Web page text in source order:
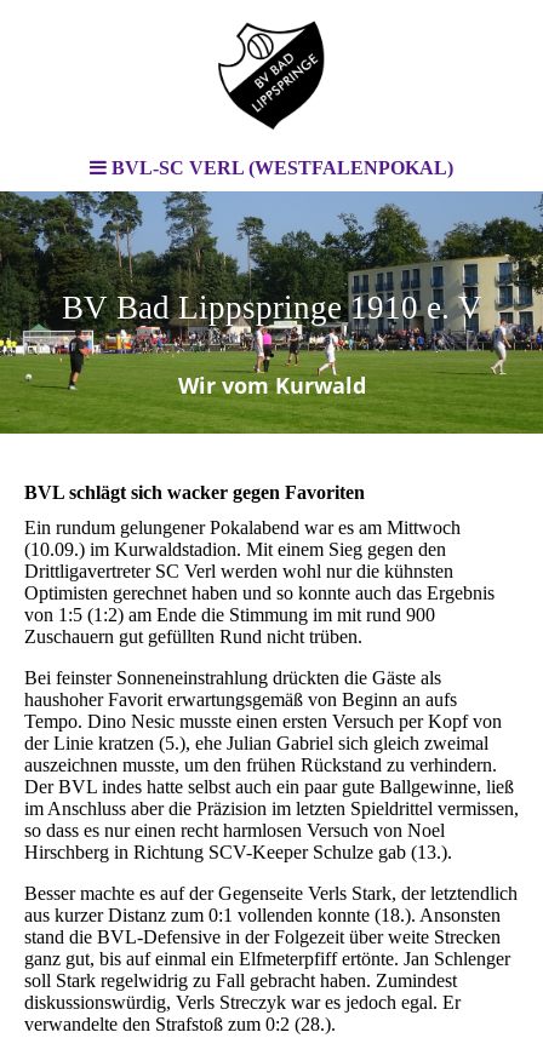
BVL-SC VERL (WESTFALENPOKAL)
BV Bad Lippspringe 1910 e. V
.
Wir vom Kurwald
BVL schlägt sich wacker gegen Favoriten
Ein rundum gelungener Pokalabend war es am Mittwoch
(10.09.) im Kurwaldstadion. Mit einem Sieg gegen den
Drittligavertreter SC Verl werden wohl nur die kühnsten
Optimisten gerechnet haben und so konnte auch das Ergebnis
von 1:5 (1:2) am Ende die Stimmung im mit rund 900
Zuschauern gut gefüllten Rund nicht trüben.
Bei feinster Sonneneinstrahlung drückten die Gäste als
haushoher Favorit erwartungsgemäß von Beginn an aufs
Tempo. Dino Nesic musste einen ersten Versuch per Kopf von
der Linie kratzen (5.), ehe Julian Gabriel sich gleich zweimal
auszeichnen musste, um den frühen Rückstand zu verhindern.
Der BVL indes hatte selbst auch ein paar gute Ballgewinne, ließ
im Anschluss aber die Präzision im letzten Spieldrittel vermissen,
so dass es nur einen recht harmlosen Versuch von Noel
Hirschberg in Richtung SCV-Keeper Schulze gab (13.).
Besser machte es auf der Gegenseite Verls Stark, der letztendlich
aus kurzer Distanz zum 0:1 vollenden konnte (18.). Ansonsten
stand die BVL-Defensive in der Folgezeit über weite Strecken
ganz gut, bis auf einmal ein Elfmeterpfiff ertönte. Jan Schlenger
soll Stark regelwidrig zu Fall gebracht haben. Zumindest
diskussionswürdig, Verls Streczyk war es jedoch egal. Er
verwandelte den Strafstoß zum 0:2 (28.).